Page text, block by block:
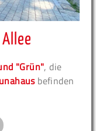
"Grün", die
befinden